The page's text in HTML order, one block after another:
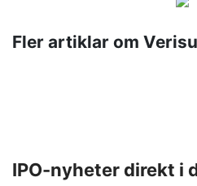
Fler artiklar om
IPO-nyheter direkt i